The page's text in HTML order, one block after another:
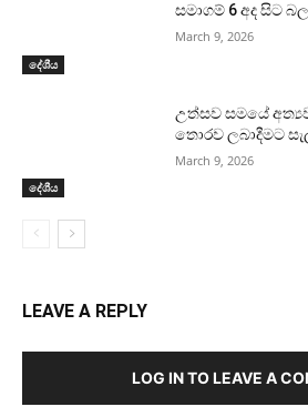
දේශීය
සමාගම් 6 අද සිට
March 9, 2026
දේශීය
උත්සව සමයේ
තොරව ලබාදීමට
March 9, 2026
LEAVE A REPLY
LOG IN TO LEAVE A